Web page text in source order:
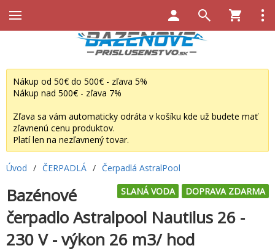
Nákup od 50€ do 500€ - zľava 5%
Nákup nad 500€ - zľava 7%
Zľava sa vám automaticky odráta v košíku kde už budete mať
zľavnenú cenu produktov.
Platí len na nezľavnený tovar.
Úvod / ČERPADLÁ / Čerpadlá AstralPool
DOPRAVA ZDARMA
SLANÁ VODA
Bazénové
čerpadlo Astralpool Nautilus 26 -
230 V - výkon 26 m3/ hod